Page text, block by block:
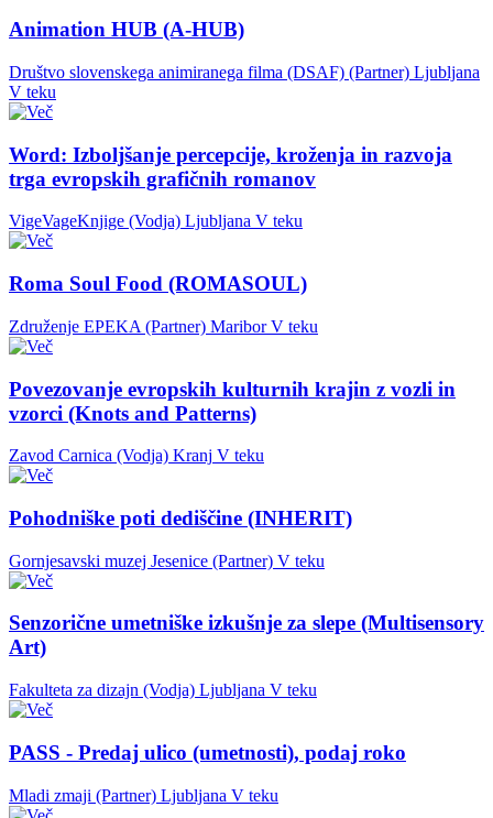
Animation HUB (A-HUB)
Društvo slovenskega animiranega filma (DSAF) (Partner) Ljubljana
V teku
Word: Izboljšanje percepcije, kroženja in razvoja
trga evropskih grafičnih romanov
VigeVageKnjige (Vodja) Ljubljana V teku
Roma Soul Food (ROMASOUL)
Združenje EPEKA (Partner) Maribor V teku
Povezovanje evropskih kulturnih krajin z vozli in
vzorci (Knots and Patterns)
Zavod Carnica (Vodja) Kranj V teku
Pohodniške poti dediščine (INHERIT)
Gornjesavski muzej Jesenice (Partner) V teku
Senzorične umetniške izkušnje za slepe (Multisensory
Art)
Fakulteta za dizajn (Vodja) Ljubljana V teku
PASS - Predaj ulico (umetnosti), podaj roko
Mladi zmaji (Partner) Ljubljana V teku